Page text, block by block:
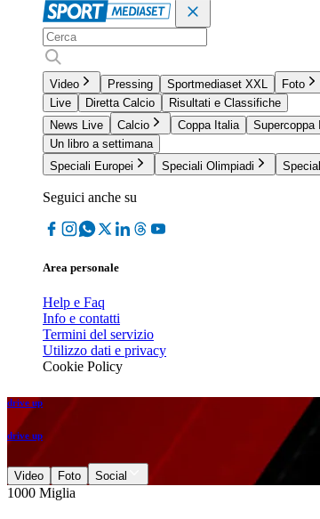
Video Pressing Sportmediaset XXL
Foto
Live
Diretta Calcio
Risultati e Classifiche
News Live
Calcio Coppa Italia Supercoppa
Un libro a settimana
Speciali Europei
Speciali Olimpiadi
Seguici anche su
Area personale
Help e Faq
Info e contatti
Termini del servizio
Utilizzo dati e privacy
Cookie Policy
drive up
drive up
Video Foto Social
1000 Miglia